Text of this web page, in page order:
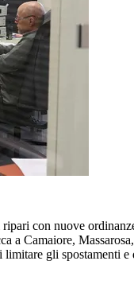
con nuove
Camaiore,
gli spostamenti